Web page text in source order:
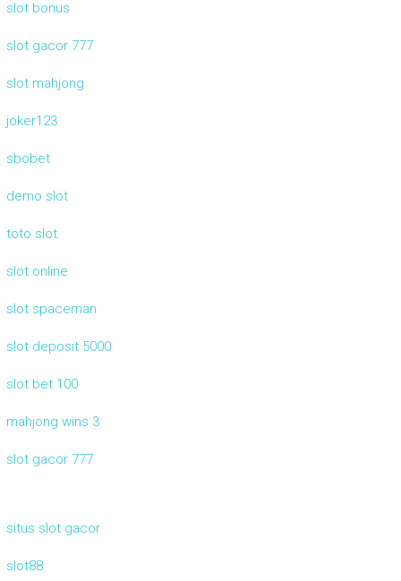
slot bonus
slot gacor 777
slot mahjong
joker123
sbobet
demo slot
toto slot
slot online
slot spaceman
slot deposit 5000
slot bet 100
mahjong wins 3
slot gacor 777
situs slot gacor
slot88